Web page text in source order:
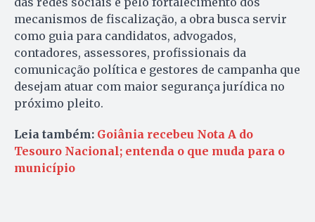
mecanismos de fiscalização, a obra busca servir
como guia para candidatos, advogados,
contadores, assessores, profissionais da
comunicação política e gestores de campanha que
desejam atuar com maior segurança jurídica no
próximo pleito.
Leia também: Goiânia recebeu Nota A do
Tesouro Nacional; entenda o que muda para o
município